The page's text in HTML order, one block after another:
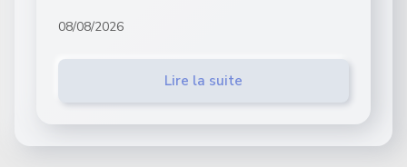
08/08/2026
Lire la suite